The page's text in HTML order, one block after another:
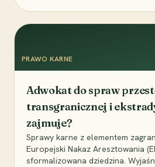
PRAWO KARNE
Adwokat do spraw
transgranicznej i
zajmuje?
Sprawy karne z elementem
Europejski Nakaz Aresztowania
sformalizowana dziedzina.